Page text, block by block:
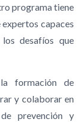
programa tiene
capaces
desafíos que
formación de
y colaborar en
prevención y